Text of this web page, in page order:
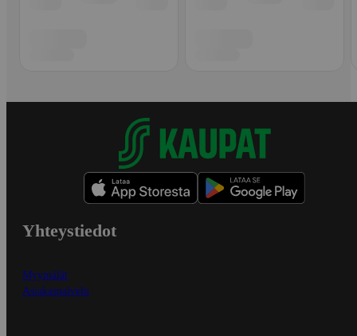
Yhteystiedot
Myymälät
Asiakaspalvelu